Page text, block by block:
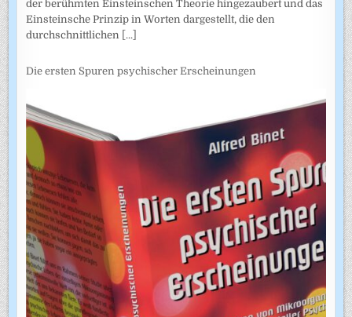
der berühmten Einsteinschen Theorie hingezaubert und das
Einsteinsche Prinzip in Worten dargestellt, die den
durchschnittlichen [...]
Die ersten Spuren psychischer Erscheinungen